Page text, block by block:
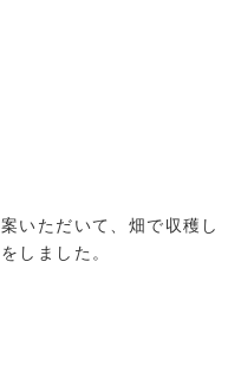
いただいて、畑で収穫し
しました。